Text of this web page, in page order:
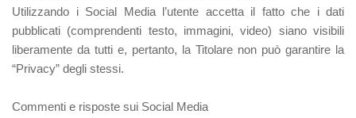
Utilizzando i Social Media l’utente accetta il fatto che i dati
pubblicati (comprendenti testo, immagini, video) siano visibili
liberamente da tutti e, pertanto, la Titolare non può garantire la
“Privacy” degli stessi.
Commenti e risposte sui Social Media